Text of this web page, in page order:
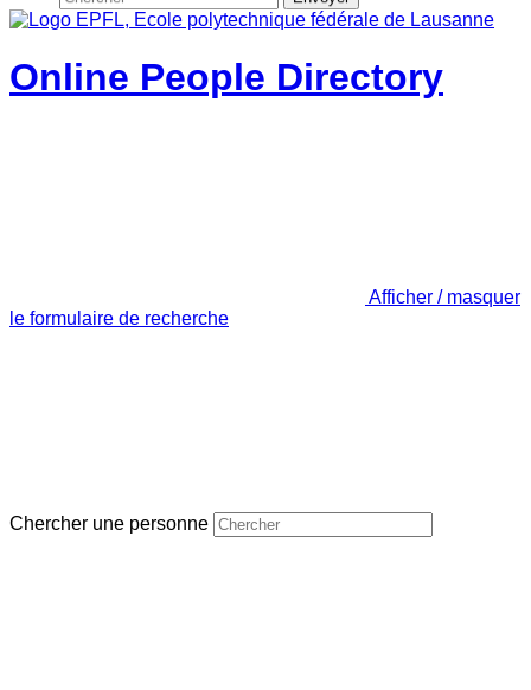
Online People Directory
Afficher / masquer
le formulaire de recherche
Chercher une personne